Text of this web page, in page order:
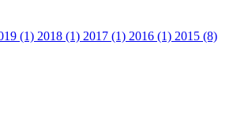
(1) 2018 (1) 2017 (1) 2016 (1) 2015 (8)